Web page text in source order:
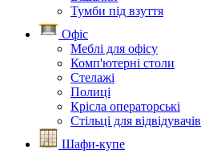
Тумби під взуття
Офіс
Меблі для офісу
Комп'ютерні столи
Стелажі
Полиці
Крісла операторські
Стільці для відвідувачів
Шафи-купе